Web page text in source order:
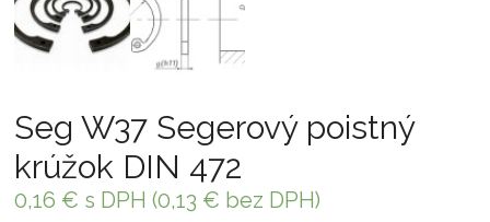
Seg W37 Segerový poistný
krúžok DIN 472
0,16 € s DPH (0,13 € bez DPH)